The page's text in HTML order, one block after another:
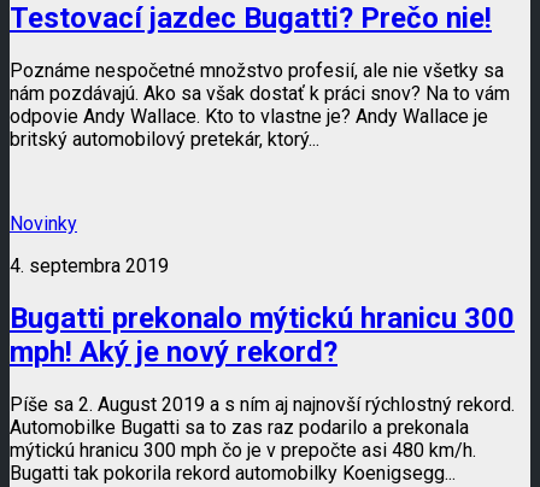
Testovací jazdec Bugatti? Prečo nie!
Poznáme nespočetné množstvo profesií, ale nie všetky sa
nám pozdávajú. Ako sa však dostať k práci snov? Na to vám
odpovie Andy Wallace. Kto to vlastne je? Andy Wallace je
britský automobilový pretekár, ktorý...
Novinky
4. septembra 2019
Bugatti prekonalo mýtickú hranicu 300
mph! Aký je nový rekord?
Píše sa 2. August 2019 a s ním aj najnovší rýchlostný rekord.
Automobilke Bugatti sa to zas raz podarilo a prekonala
mýtickú hranicu 300 mph čo je v prepočte asi 480 km/h.
Bugatti tak pokorila rekord automobilky Koenigsegg...